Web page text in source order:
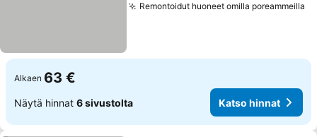
Remontoidut huoneet omilla poreammeilla
Alkaen 63 €
Näytä hinnat 6 sivustolta Katso hinnat